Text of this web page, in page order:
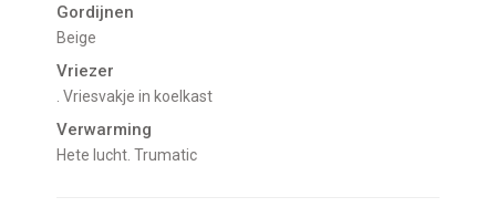
Gordijnen
Beige
Vriezer
. Vriesvakje in koelkast
Verwarming
hete lucht. Trumatic